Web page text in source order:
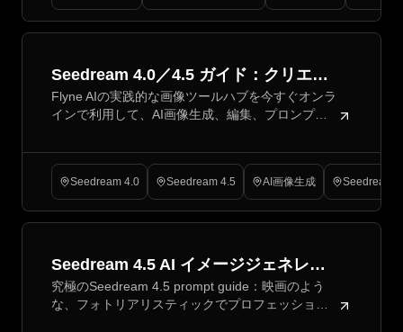
Seedream 4.0／4.5 ガイド：クリエイ
ター向け最適なAI画像ワークフロー
Flyne AIの実践的な画像ツールハブを今すぐオンラ
インで利用して、AI画像生成、編集、プロンプ
Seedream 4.0および4.5の使い方を学びましょ
う。
Seedream 4.0 Seedream 4.5 AI画像生成 Seedream
Seedream 4.5 AI イメージジェネレー
ターのためのベスト10プロンプト
究極のSeedream 4.5 prompt guide：映画のよう
な、フォトリアリスティックでプロフェッショナ